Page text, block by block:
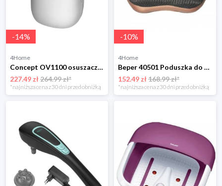
-14%
4Home
Concept OV1100 osuszacz powietrza Perfect Air, biały
227.49 zł264.99 zł*
*najniższa cena z 30 dni przed obniżką
-10%
4Home
Beper 40501 Poduszka do masażu
152.49 zł168.99 zł*
*najniższa cena z 30 dni przed obniżką